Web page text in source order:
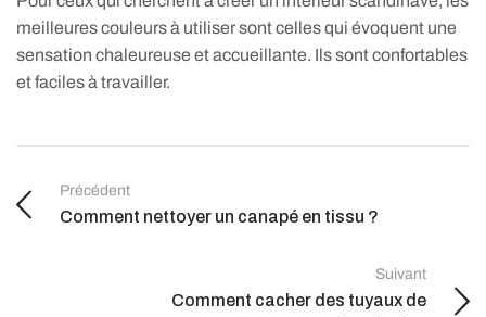
meilleures couleurs à utiliser sont celles qui évoquent une
sensation chaleureuse et accueillante. Ils sont confortables
et faciles à travailler.
Précédent
Comment nettoyer un canapé en tissu ?
Suivant
Comment cacher des tuyaux de